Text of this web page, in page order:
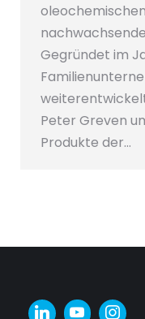
Gegründet im
Peter Greven
Produkte der…